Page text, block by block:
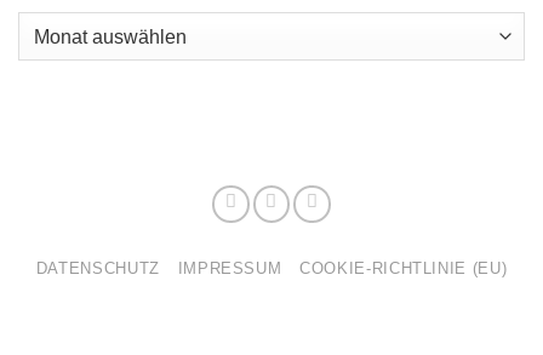
Archiv
DATENSCHUTZ IMPRESSUM COOKIE-RICHTLINIE (EU)